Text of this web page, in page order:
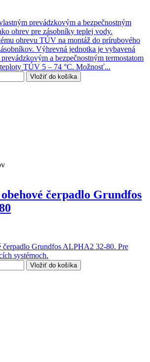
prevádzkovým a bezpečnostným
ohrev pre zásobníky teplej vody.
ohrevu TÚV na montáž do prírubového
Výhrevná jednotka je vybavená
a bezpečnostným termostatom
TÚV 5 – 74 °C. Možnosť...
Vložiť do košíka
čerpadlo Grundfos
čerpadlo Grundfos ALPHA2 32-80. Pre
systémoch.
Vložiť do košíka